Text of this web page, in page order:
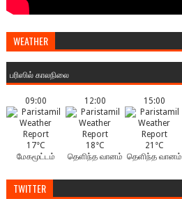
WEATHER
பரிஸில் காலநிலை
09:00
17°C
மேகமூட்டம்
12:00
18°C
தெளிந்த வானம்
15:00
21°C
தெளிந்த வானம்
TWITTER